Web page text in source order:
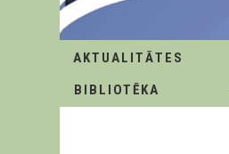
AKTUALITĀTES
BIBLIOTĒKA